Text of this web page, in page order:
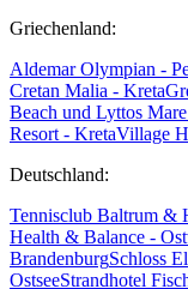
Griechenland:
Aldemar Olympian -
Cretan Malia - Kreta
Beach und Lyttos
Resort - KretaVillage
Deutschland:
Tennisclub Baltrum &
Health & Balance -
BrandenburgSchloss
OstseeStrandhotel